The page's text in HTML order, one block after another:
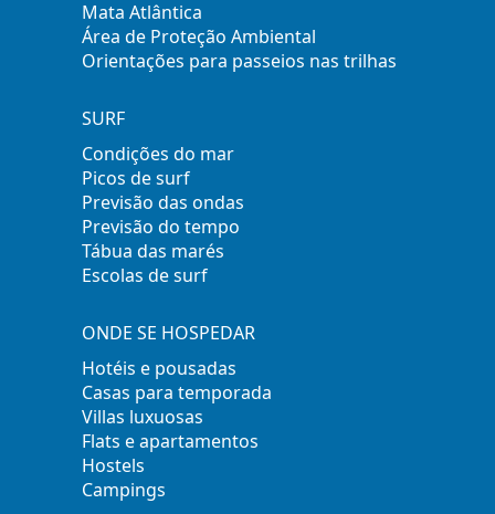
Mata Atlântica
Área de Proteção Ambiental
Orientações para passeios nas trilhas
SURF
Condições do mar
Picos de surf
Previsão das ondas
Previsão do tempo
Tábua das marés
Escolas de surf
ONDE SE HOSPEDAR
Hotéis e pousadas
Casas para temporada
Villas luxuosas
Flats e apartamentos
Hostels
Campings